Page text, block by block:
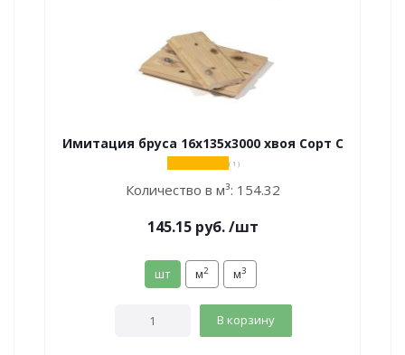
Имитация бруса 16х135х3000 хвоя Сорт С
( 1 )
Количество в м³: 154.32
145.15 руб./шт
шт м2 м3
В корзину